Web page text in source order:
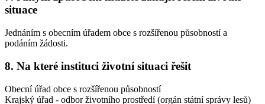
situace
Jednáním s obecním úřadem obce s rozšířenou působností a
podáním žádosti.
8. Na které instituci životní situaci řešit
Obecní úřad obce s rozšířenou působností
Krajský úřad - odbor životního prostředí (orgán státní správy lesů)